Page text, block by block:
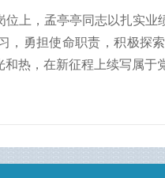
上，孟亭亭同志以扎实
，勇担使命职责，积极探
热，在新征程上续写属于